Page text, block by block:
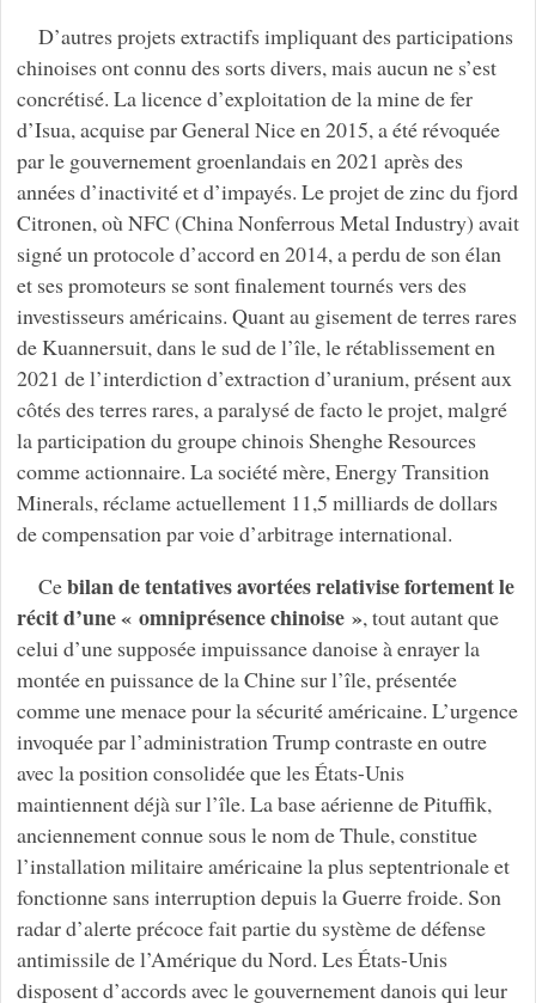
D’autres projets extractifs impliquant des participations
chinoises ont connu des sorts divers, mais aucun ne s’est
concrétisé. La licence d’exploitation de la mine de fer
d’Isua, acquise par General Nice en 2015, a été révoquée
par le gouvernement groenlandais en 2021 après des
années d’inactivité et d’impayés. Le projet de zinc du fjord
Citronen, où NFC (China Nonferrous Metal Industry) avait
signé un protocole d’accord en 2014, a perdu de son élan
et ses promoteurs se sont finalement tournés vers des
investisseurs américains. Quant au gisement de terres rares
de Kuannersuit, dans le sud de l’île, le rétablissement en
2021 de l’interdiction d’extraction d’uranium, présent aux
côtés des terres rares, a paralysé de facto le projet, malgré
la participation du groupe chinois Shenghe Resources
comme actionnaire. La société mère, Energy Transition
Minerals, réclame actuellement 11,5 milliards de dollars
de compensation par voie d’arbitrage international.
Cebilan de tentatives avortées relativise fortement le
récit d’une « omniprésence chinoise », tout autant que
celui d’une supposée impuissance danoise à enrayer la
montée en puissance de la Chine sur l’île, présentée
comme une menace pour la sécurité américaine. L’urgence
invoquée par l’administration Trump contraste en outre
avec la position consolidée que les États-Unis
maintiennent déjà sur l’île. La base aérienne de Pituffik,
anciennement connue sous le nom de Thule, constitue
l’installation militaire américaine la plus septentrionale et
fonctionne sans interruption depuis la Guerre froide. Son
radar d’alerte précoce fait partie du système de défense
antimissile de l’Amérique du Nord. Les États-Unis
disposent d’accords avec le gouvernement danois qui leur